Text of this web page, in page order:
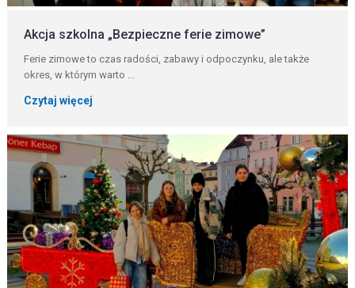
Akcja szkolna „Bezpieczne ferie zimowe”
Ferie zimowe to czas radości, zabawy i odpoczynku, ale także
okres, w którym warto ...
Czytaj więcej